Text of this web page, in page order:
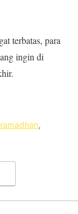
terbatas, para
ingin di
ramadhan,